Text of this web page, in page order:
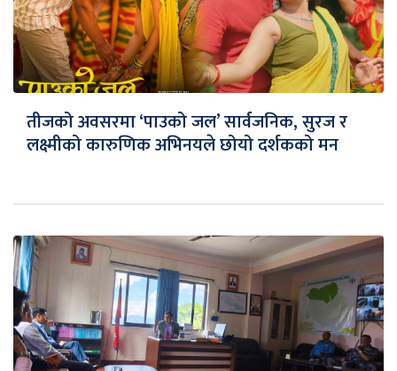
तीजको अवसरमा ‘पाउको जल’ सार्वजनिक, सुरज र
लक्ष्मीको कारुणिक अभिनयले छोयो दर्शकको मन